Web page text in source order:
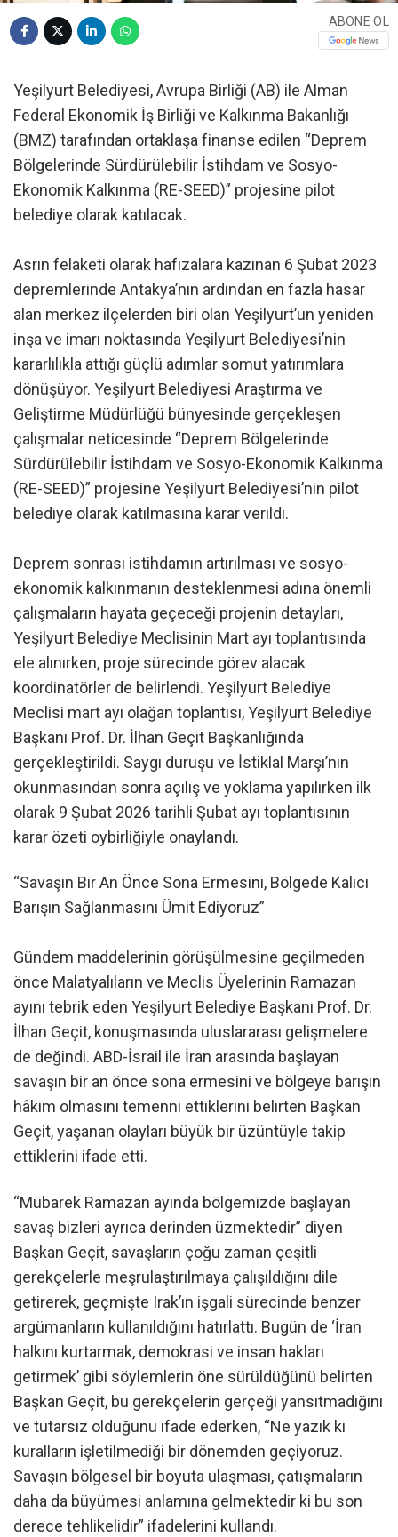
ABONE OL
Yeşilyurt Belediyesi, Avrupa Birliği (AB) ile Alman
Federal Ekonomik İş Birliği ve Kalkınma Bakanlığı
(BMZ) tarafından ortaklaşa finanse edilen “Deprem
Bölgelerinde Sürdürülebilir İstihdam ve Sosyo-
Ekonomik Kalkınma (RE-SEED)” projesine pilot
belediye olarak katılacak.
Asrın felaketi olarak hafızalara kazınan 6 Şubat 2023
depremlerinde Antakya’nın ardından en fazla hasar
alan merkez ilçelerden biri olan Yeşilyurt’un yeniden
inşa ve imarı noktasında Yeşilyurt Belediyesi’nin
kararlılıkla attığı güçlü adımlar somut yatırımlara
dönüşüyor. Yeşilyurt Belediyesi Araştırma ve
Geliştirme Müdürlüğü bünyesinde gerçekleşen
çalışmalar neticesinde “Deprem Bölgelerinde
Sürdürülebilir İstihdam ve Sosyo-Ekonomik Kalkınma
(RE-SEED)” projesine Yeşilyurt Belediyesi’nin pilot
belediye olarak katılmasına karar verildi.
Deprem sonrası istihdamın artırılması ve sosyo-
ekonomik kalkınmanın desteklenmesi adına önemli
çalışmaların hayata geçeceği projenin detayları,
Yeşilyurt Belediye Meclisinin Mart ayı toplantısında
ele alınırken, proje sürecinde görev alacak
koordinatörler de belirlendi. Yeşilyurt Belediye
Meclisi mart ayı olağan toplantısı, Yeşilyurt Belediye
Başkanı Prof. Dr. İlhan Geçit Başkanlığında
gerçekleştirildi. Saygı duruşu ve İstiklal Marşı’nın
okunmasından sonra açılış ve yoklama yapılırken ilk
olarak 9 Şubat 2026 tarihli Şubat ayı toplantısının
karar özeti oybirliğiyle onaylandı.
“Savaşın Bir An Önce Sona Ermesini, Bölgede Kalıcı
Barışın Sağlanmasını Ümit Ediyoruz”
Gündem maddelerinin görüşülmesine geçilmeden
önce Malatyalıların ve Meclis Üyelerinin Ramazan
ayını tebrik eden Yeşilyurt Belediye Başkanı Prof. Dr.
İlhan Geçit, konuşmasında uluslararası gelişmelere
de değindi. ABD-İsrail ile İran arasında başlayan
savaşın bir an önce sona ermesini ve bölgeye barışın
hâkim olmasını temenni ettiklerini belirten Başkan
Geçit, yaşanan olayları büyük bir üzüntüyle takip
ettiklerini ifade etti.
“Mübarek Ramazan ayında bölgemizde başlayan
savaş bizleri ayrıca derinden üzmektedir” diyen
Başkan Geçit, savaşların çoğu zaman çeşitli
gerekçelerle meşrulaştırılmaya çalışıldığını dile
getirerek, geçmişte Irak’ın işgali sürecinde benzer
argümanların kullanıldığını hatırlattı. Bugün de ‘İran
halkını kurtarmak, demokrasi ve insan hakları
getirmek’ gibi söylemlerin öne sürüldüğünü belirten
Başkan Geçit, bu gerekçelerin gerçeği yansıtmadığını
ve tutarsız olduğunu ifade ederken, “Ne yazık ki
kuralların işletilmediği bir dönemden geçiyoruz.
Savaşın bölgesel bir boyuta ulaşması, çatışmaların
daha da büyümesi anlamına gelmektedir ki bu son
derece tehlikelidir” ifadelerini kullandı.